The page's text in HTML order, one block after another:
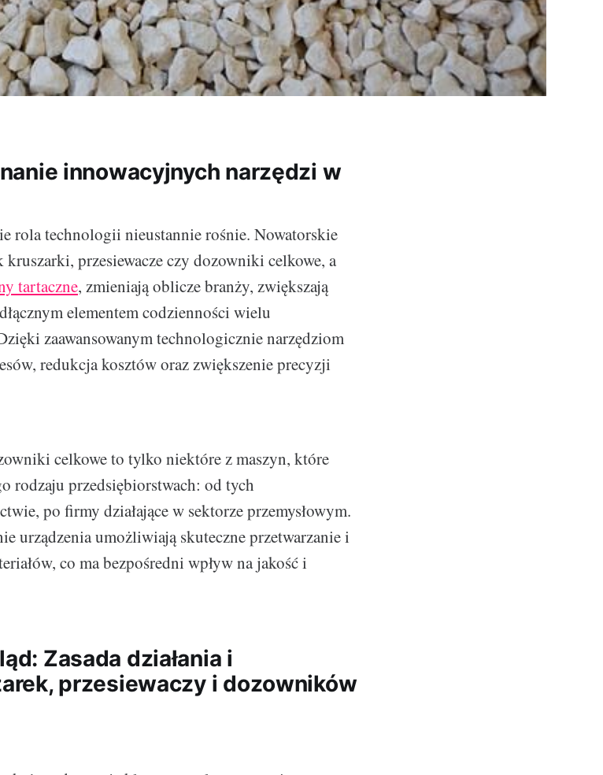
innowacyjnych narzędzi w
rola technologii nieustannie rośnie. Nowatorskie
przesiewacze czy dozowniki celkowe, a
tartaczne, zmieniają oblicze branży, zwiększają
elementem codzienności wielu
zaawansowanym technologicznie narzędziom
redukcja kosztów oraz zwiększenie precyzji
celkowe to tylko niektóre z maszyn, które
rodzaju przedsiębiorstwach: od tych
po firmy działające w sektorze przemysłowym.
urządzenia umożliwiają skuteczne przetwarzanie i
co ma bezpośredni wpływ na jakość i
Zasada działania i
przesiewaczy i dozowników